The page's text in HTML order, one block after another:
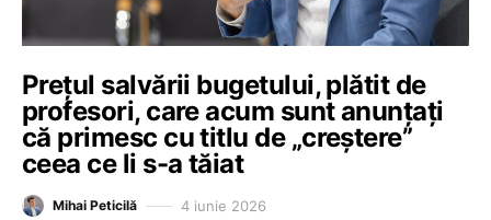
Prețul salvării bugetului, plătit de
profesori, care acum sunt anunțați
că primesc cu titlu de „creștere”
ceea ce li s-a tăiat
Mihai Peticilă 4 iunie 2026